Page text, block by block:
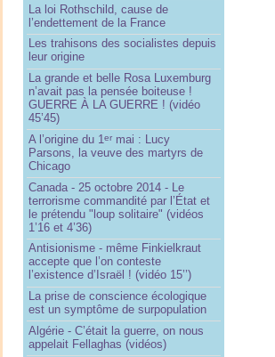
La loi Rothschild, cause de
l’endettement de la France
Les trahisons des socialistes depuis
leur origine
La grande et belle Rosa Luxemburg
n’avait pas la pensée boiteuse !
GUERRE À LA GUERRE ! (vidéo
45’45)
A l’origine du 1er mai : Lucy
Parsons, la veuve des martyrs de
Chicago
Canada - 25 octobre 2014 - Le
terrorisme commandité par l’État et
le prétendu "loup solitaire" (vidéos
1’16 et 4’36)
Antisionisme - même Finkielkraut
accepte que l’on conteste
l’existence d’Israël ! (vidéo 15’’)
La prise de conscience écologique
est un symptôme de surpopulation
Algérie - C’était la guerre, on nous
appelait Fellaghas (vidéos)